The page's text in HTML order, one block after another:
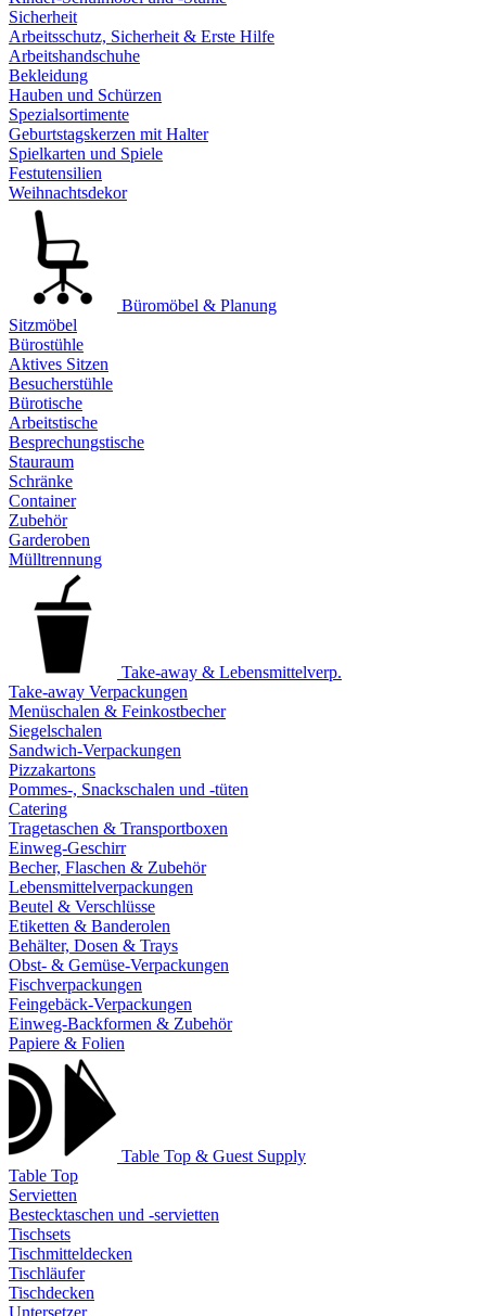
Sicherheit
Arbeitsschutz, Sicherheit & Erste Hilfe
Arbeitshandschuhe
Bekleidung
Hauben und Schürzen
Spezialsortimente
Geburtstagskerzen mit Halter
Spielkarten und Spiele
Festutensilien
Weihnachtsdekor
Büromöbel & Planung
Sitzmöbel
Bürostühle
Aktives Sitzen
Besucherstühle
Bürotische
Arbeitstische
Besprechungstische
Stauraum
Schränke
Container
Zubehör
Garderoben
Mülltrennung
Take-away & Lebensmittelverp.
Take-away Verpackungen
Menüschalen & Feinkostbecher
Siegelschalen
Sandwich-Verpackungen
Pizzakartons
Pommes-, Snackschalen und -tüten
Catering
Tragetaschen & Transportboxen
Einweg-Geschirr
Becher, Flaschen & Zubehör
Lebensmittelverpackungen
Beutel & Verschlüsse
Etiketten & Banderolen
Behälter, Dosen & Trays
Obst- & Gemüse-Verpackungen
Fischverpackungen
Feingebäck-Verpackungen
Einweg-Backformen & Zubehör
Papiere & Folien
Table Top & Guest Supply
Table Top
Servietten
Bestecktaschen und -servietten
Tischsets
Tischmitteldecken
Tischläufer
Tischdecken